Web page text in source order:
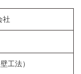
社
工法）